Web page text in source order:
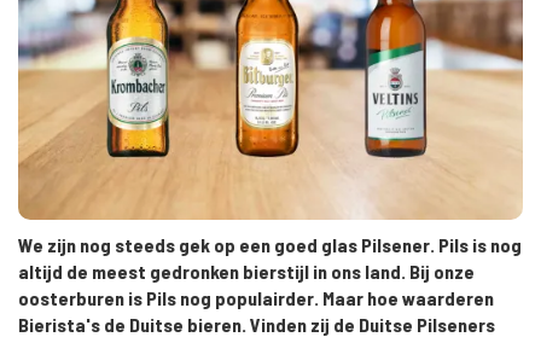
We zijn nog steeds gek op een goed glas Pilsener. Pils is nog
altijd de meest gedronken bierstijl in ons land. Bij onze
oosterburen is Pils nog populairder. Maar hoe waarderen
Bierista's de Duitse bieren. Vinden zij de Duitse Pilseners